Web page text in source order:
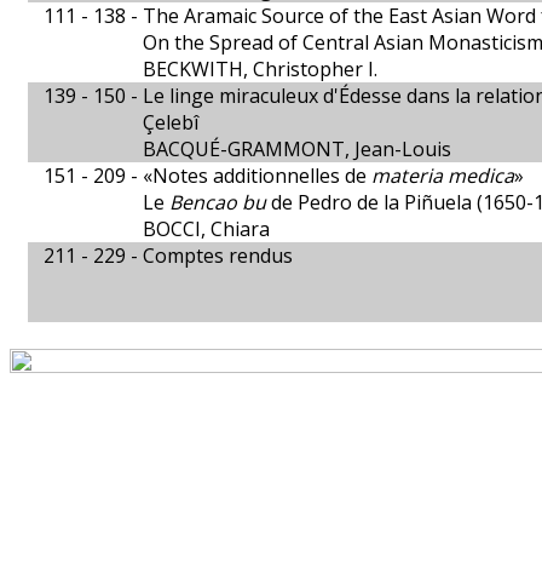
111 - 138 - The Aramaic Source of the East Asian
On the Spread of Central Asian
BECKWITH, Christopher I.
139 - 150 - Le linge miraculeux d'Édesse dans la
Çelebî
BACQUÉ-GRAMMONT, Jean-Louis
151 - 209 - «Notes additionnelles de materia medica»
Le Bencao bude Pedro de la Piñuela (1650-
BOCCI, Chiara
211 - 229 - Comptes rendus